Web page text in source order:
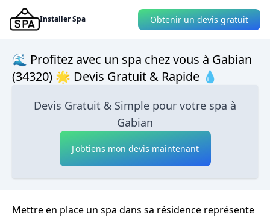
Installer Spa Obtenir un devis gratuit
🌊 Profitez avec un spa chez vous à Gabian
(34320) 🌟 Devis Gratuit & Rapide 💧
Devis Gratuit & Simple pour votre spa à
Gabian
J'obtiens mon devis maintenant
Mettre en place un spa dans sa résidence représente